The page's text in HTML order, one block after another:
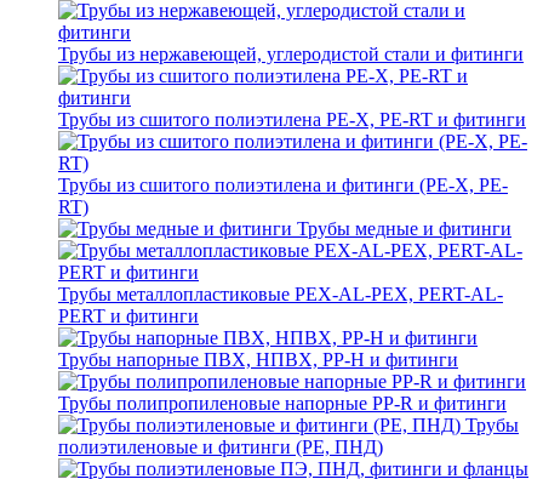
Трубы из нержавеющей, углеродистой стали и фитинги
Трубы из сшитого полиэтилена PE-X, PE-RT и фитинги
Трубы из сшитого полиэтилена и фитинги (PE-X, PE-
RT)
Трубы медные и фитинги
Трубы металлопластиковые PEX-AL-PEX, PERT-AL-
PERT и фитинги
Трубы напорные ПВХ, НПВХ, PP-H и фитинги
Трубы полипропиленовые напорные PP-R и фитинги
Трубы
полиэтиленовые и фитинги (PE, ПНД)